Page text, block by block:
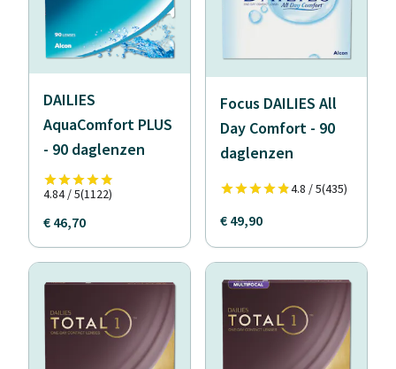
DAILIES
AquaComfort PLUS
- 90 daglenzen
4.84 / 5(1122)
€ 46,70
Focus DAILIES All
Day Comfort - 90
daglenzen
4.8 / 5(435)
€ 49,90